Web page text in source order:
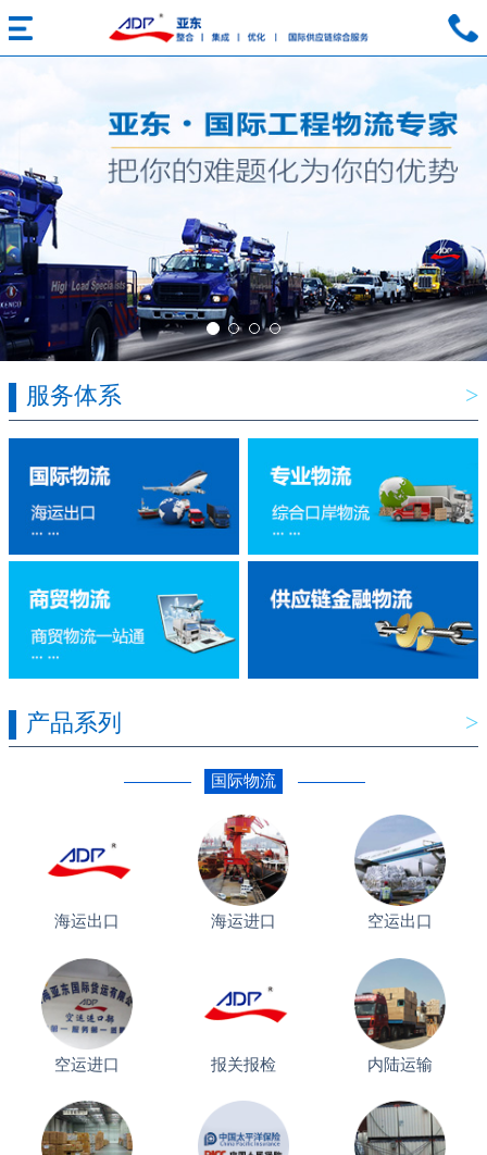
服务体系 >
产品系列 >
国际物流
海运出口 海运进口 空运出口
空运进口 报关报检 内陆运输